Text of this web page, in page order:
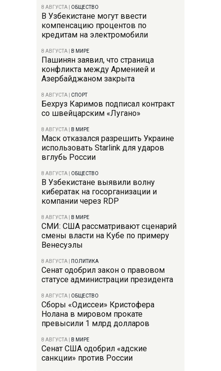
8 АВГУСТА ОБЩЕСТВО
В Узбекистане могут ввести
компенсацию процентов по
кредитам на электромобили
8 АВГУСТА В МИРЕ
Пашинян заявил, что страница
конфликта между Арменией и
Азербайджаном закрыта
8 АВГУСТА СПОРТ
Бехруз Каримов подписал контракт
со швейцарским «Лугано»
8 АВГУСТА В МИРЕ
Маск отказался разрешить Украине
использовать Starlink для ударов
вглубь России
8 АВГУСТА ОБЩЕСТВО
В Узбекистане выявили волну
кибератак на госорганизации и
компании через RDP
8 АВГУСТА В МИРЕ
СМИ: США рассматривают сценарий
смены власти на Кубе по примеру
Венесуэлы
8 АВГУСТА ПОЛИТИКА
Сенат одобрил закон о правовом
статусе администрации президента
8 АВГУСТА ОБЩЕСТВО
Сборы «Одиссеи» Кристофера
Нолана в мировом прокате
превысили 1 млрд долларов
8 АВГУСТА В МИРЕ
Сенат США одобрил «адские
санкции» против России